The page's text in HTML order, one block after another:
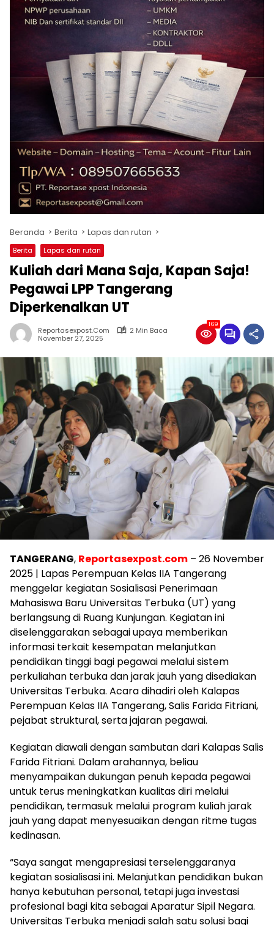
Beranda Berita Lapas dan rutan
Berita Lapas dan rutan
Kuliah dari Mana Saja, Kapan Saja!
Pegawai LPP Tangerang
Diperkenalkan UT
Reportasexpost.com
2 Min Baca
November 27, 2025
169
TANGERANG, Reportasexpost.com – 26 November
2025 | Lapas Perempuan Kelas IIA Tangerang
menggelar kegiatan Sosialisasi Penerimaan
Mahasiswa Baru Universitas Terbuka (UT) yang
berlangsung di Ruang Kunjungan. Kegiatan ini
diselenggarakan sebagai upaya memberikan
informasi terkait kesempatan melanjutkan
pendidikan tinggi bagi pegawai melalui sistem
perkuliahan terbuka dan jarak jauh yang disediakan
Universitas Terbuka. Acara dihadiri oleh Kalapas
Perempuan Kelas IIA Tangerang, Salis Farida Fitriani,
pejabat struktural, serta jajaran pegawai.
Kegiatan diawali dengan sambutan dari Kalapas Salis
Farida Fitriani. Dalam arahannya, beliau
menyampaikan dukungan penuh kepada pegawai
untuk terus meningkatkan kualitas diri melalui
pendidikan, termasuk melalui program kuliah jarak
jauh yang dapat menyesuaikan dengan ritme tugas
kedinasan.
“Saya sangat mengapresiasi terselenggaranya
kegiatan sosialisasi ini. Melanjutkan pendidikan bukan
hanya kebutuhan personal, tetapi juga investasi
profesional bagi kita sebagai Aparatur Sipil Negara.
Universitas Terbuka menjadi salah satu solusi bagi